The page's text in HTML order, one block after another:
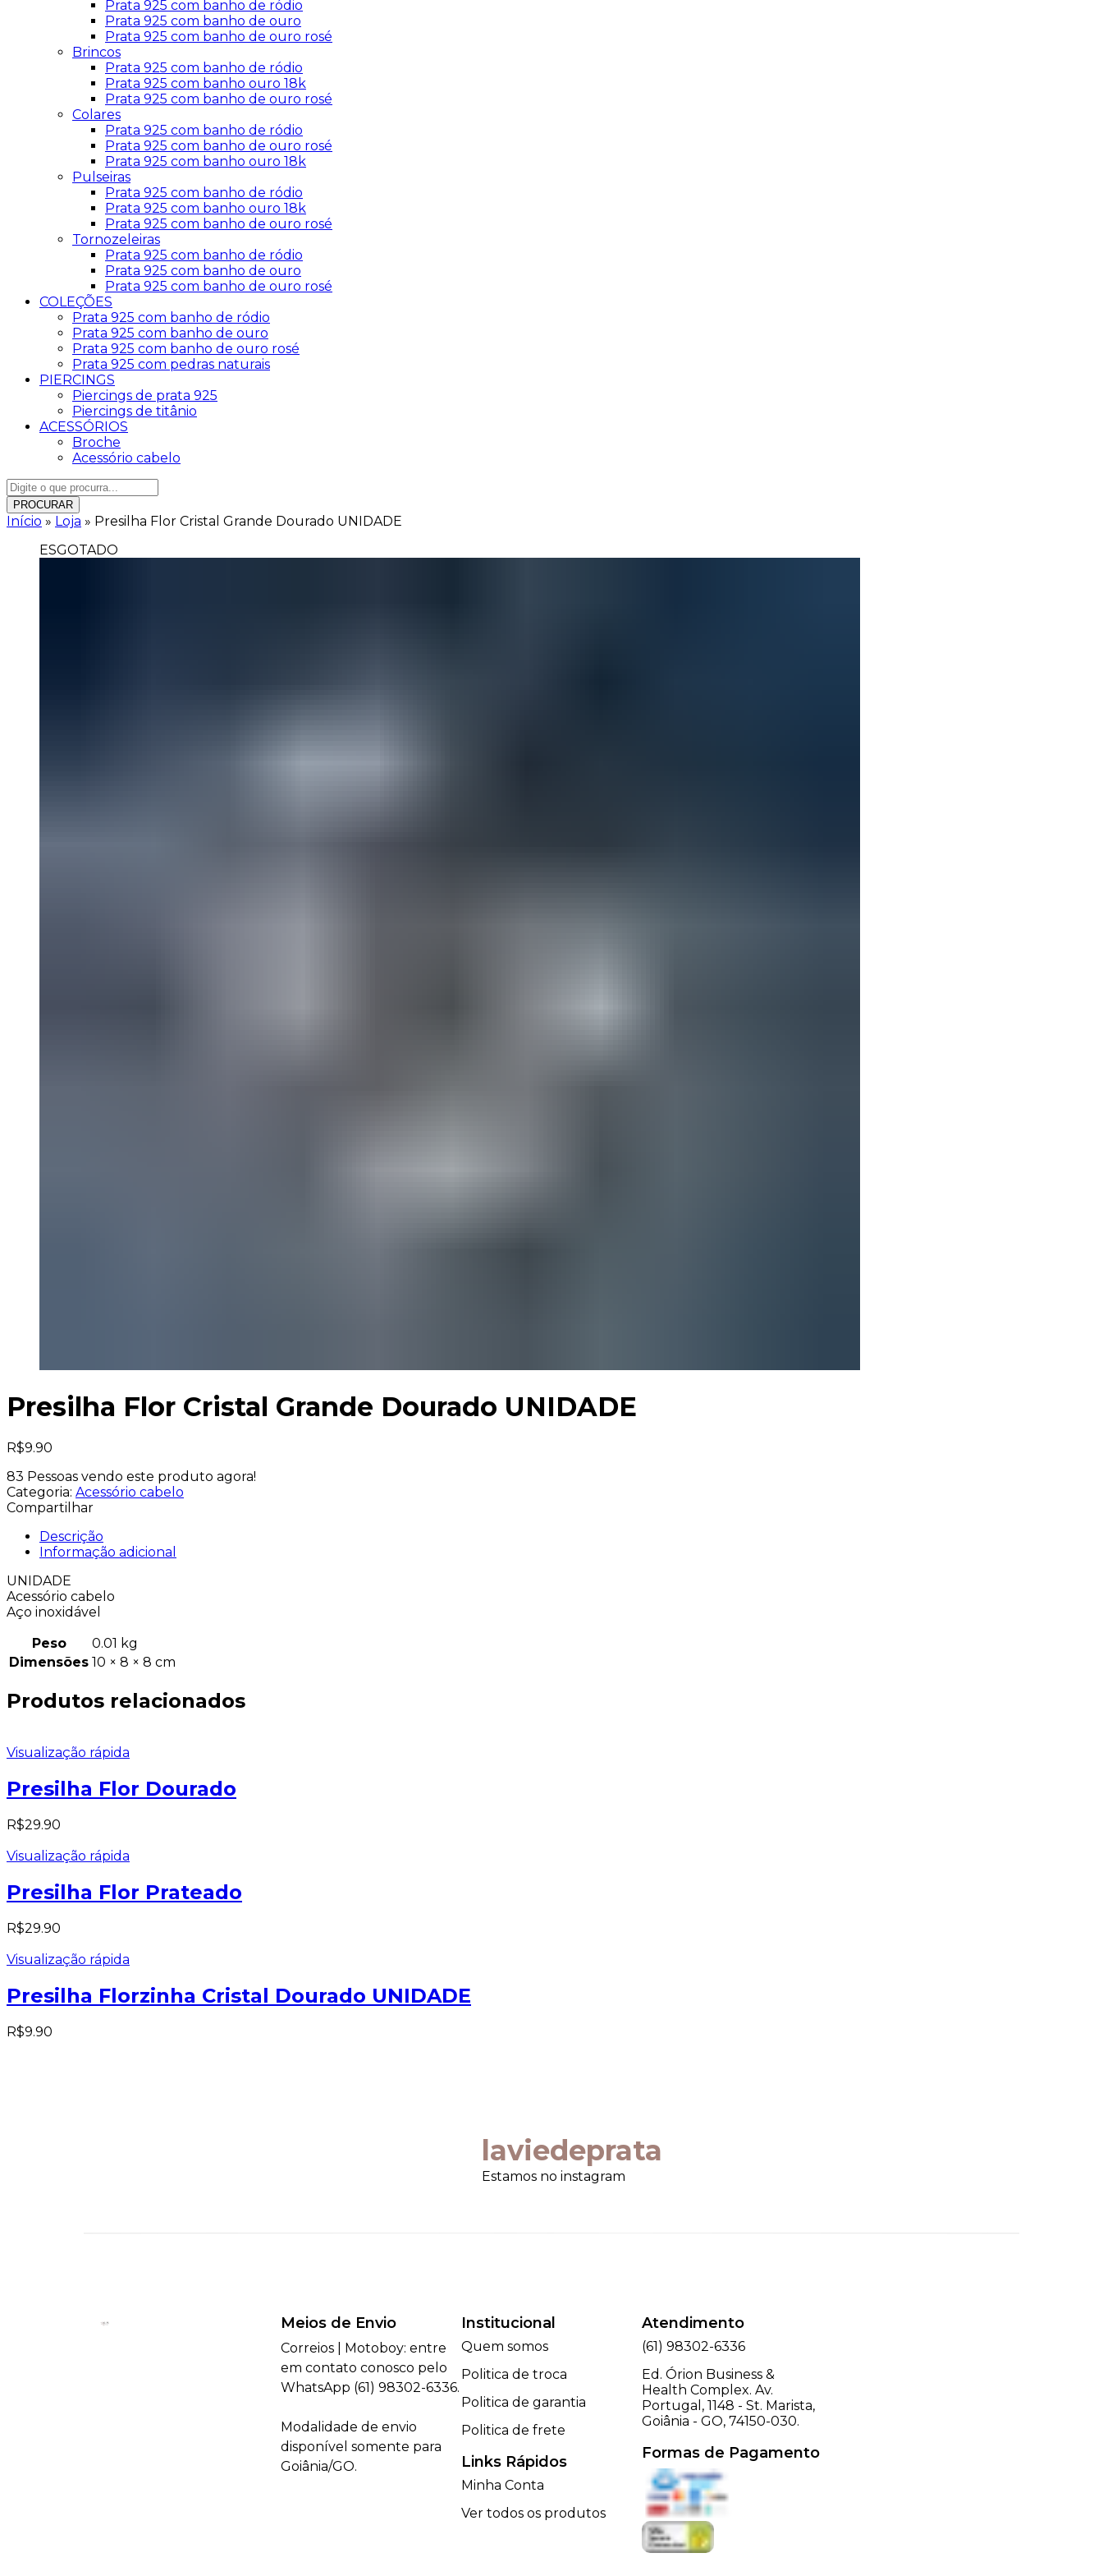
Prata 925 com banho de ródio
Prata 925 com banho de ouro
Prata 925 com banho de ouro rosé
Brincos
Prata 925 com banho de ródio
Prata 925 com banho ouro 18k
Prata 925 com banho de ouro rosé
Colares
Prata 925 com banho de ródio
Prata 925 com banho de ouro rosé
Prata 925 com banho ouro 18k
Pulseiras
Prata 925 com banho de ródio
Prata 925 com banho ouro 18k
Prata 925 com banho de ouro rosé
Tornozeleiras
Prata 925 com banho de ródio
Prata 925 com banho de ouro
Prata 925 com banho de ouro rosé
COLEÇÕES
Prata 925 com banho de ródio
Prata 925 com banho de ouro
Prata 925 com banho de ouro rosé
Prata 925 com pedras naturais
PIERCINGS
Piercings de prata 925
Piercings de titânio
ACESSÓRIOS
Broche
Acessório cabelo
PROCURAR
Início » Loja » Presilha Flor Cristal Grande Dourado UNIDADE
ESGOTADO
Presilha Flor Cristal Grande Dourado UNIDADE
R$9.90
83 Pessoas vendo este produto agora!
Categoria: Acessório cabelo
Compartilhar
Descrição
Informação adicional
UNIDADE
Acessório cabelo
Aço inoxidável
Peso
0.01 kg
Dimensões 10 × 8 × 8 cm
Produtos relacionados
Visualização rápida
Presilha Flor Dourado
R$29.90
Visualização rápida
Presilha Flor Prateado
R$29.90
Visualização rápida
Presilha Florzinha Cristal Dourado UNIDADE
R$9.90
laviedeprata
Estamos no instagram
Meios de Envio
Correios | Motoboy: entre
em contato conosco pelo
WhatsApp (61) 98302-6336.
Modalidade de envio
disponível somente para
Goiânia/GO.
Institucional
Quem somos
Politica de troca
Politica de garantia
Politica de frete
Links Rápidos
Minha Conta
Ver todos os produtos
Atendimento
(61) 98302-6336
Ed. Órion Business &
Health Complex. Av.
Portugal, 1148 - St. Marista,
Goiânia - GO, 74150-030.
Formas de Pagamento